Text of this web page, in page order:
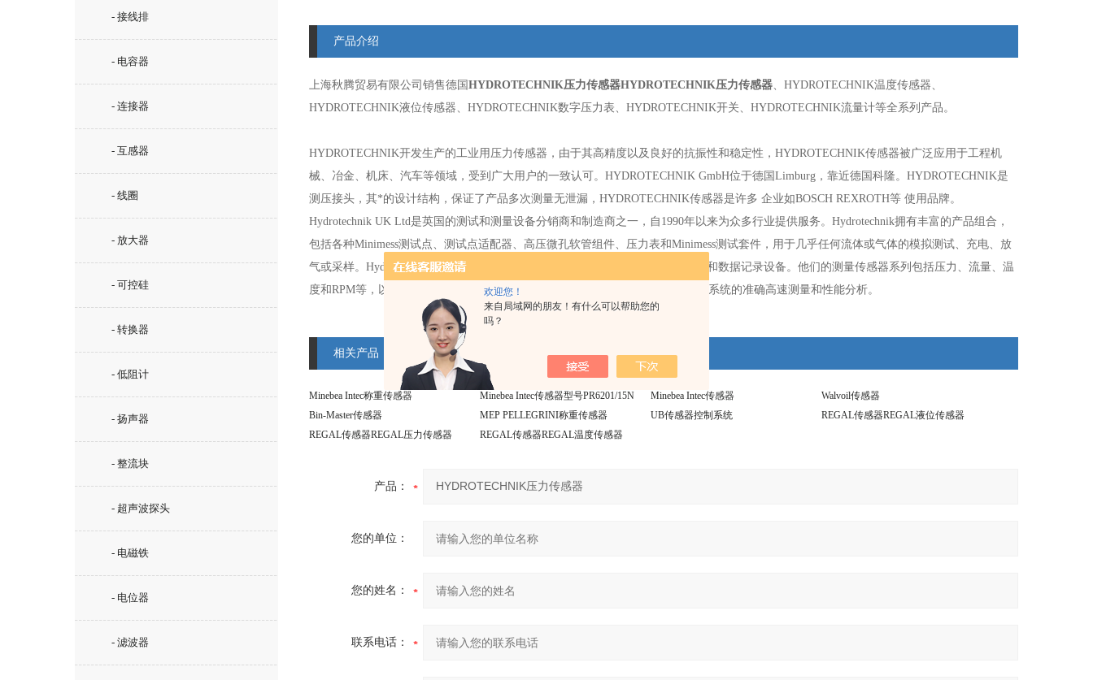
欢迎您！
来自局域网的朋友！有什么可以帮助您的
吗？
- 接线排
- 电容器
- 连接器
- 互感器
- 线圈
- 放大器
- 可控硅
- 转换器
- 低阻计
- 扬声器
- 整流块
- 超声波探头
- 电磁铁
- 电位器
- 滤波器
产品介绍
上海秋腾贸易有限公司销售德国 HYDROTECHNIK压力传感器HYDROTECHNIK压力传感器、HYDROTECHNIK温度传感器、
HYDROTECHNIK液位传感器、HYDROTECHNIK数字压力表、HYDROTECHNIK开关、HYDROTECHNIK流量计等全系列产品。
HYDROTECHNIK开发生产的工业用压力传感器，由于其高精度以及良好的抗振性和稳定性，HYDROTECHNIK传感器被广泛应用于工程机
械、冶金、机床、汽车等领域，受到广大用户的一致认可。HYDROTECHNIK GmbH位于德国Limburg，靠近德国科隆。HYDROTECHNIK是
测压接头，其*的设计结构，保证了产品多次测量无泄漏，HYDROTECHNIK传感器是许多 企业如BOSCH REXROTH等 使用品牌。
Hydrotechnik UK Ltd是英国的测试和测量设备分销商和制造商之一，自1990年以来为众多行业提供服务。Hydrotechnik拥有丰富的产品组合，
包括各种Minimess测试点、测试点适配器、高压微孔软管组件、压力表和Minimess测试套件，用于几乎任何流体或气体的模拟测试、充电、放
气或采样。Hydrotechnik UK Ltd提供各种用于数字液压测试和分析的测量传感器和数据记录设备。他们的测量传感器系列包括压力、流量、温
度和RPM等，以及MultiHandy或MultiSystem便携式数据记录器，用于液压或过程系统的准确高速测量和性能分析。
相关产品
Minebea Intec称重传感器 Minebea Intec传感器型号PR6201/15N Minebea Intec传感器
Walvoil传感器
Bin-Master传感器
MEP PELLEGRINI称重传感器 UB传感器控制系统
REGAL传感器REGAL液位传感器
REGAL传感器REGAL压力传感器
REGAL传感器REGAL温度传感器
产品：
您的单位：
您的姓名：
联系电话：